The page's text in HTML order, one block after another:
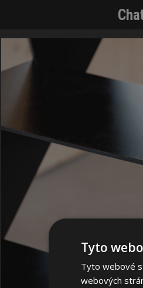
Tyto
Tyto webové
webových